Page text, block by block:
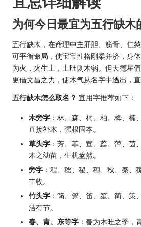
为何今日最宜为五行缺木
五行缺木，在命理中主肝胆、筋骨、仁
可平衡命局，使宝宝性格刚柔并济，身
为火，火生土，土旺则木弱。但天德星
更借文昌之力，使木气从名字中透出，直
五行缺木怎么取名？ 宜用字推荐如下：
木旁字 ：林、森、桐、柏、桦、楠
直接补木，强根固本。
草头字 ：芳、菲、萱、蕊、萍、茵
木之幼苗，生机盎然。
旁字 ：程、稔、稷、穗、秋、秦、
丰收。
竹头字 ：筠、箫、笛、笙、简、策
洁有节。
春、青、东等字 ：春为木旺之季，